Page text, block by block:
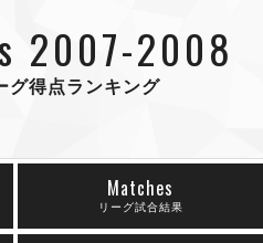
ーグ
2007-2008
グ得点ランキング
Matches
リーグ試合結果